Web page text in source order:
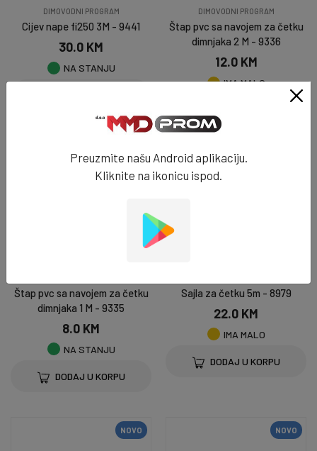
DIMOVODNI PROGRAM
Cijev nape fi250 3M - 9441
30.0 KM
NA STANJU
DIMOVODNI PROGRAM
Štap pvc sa navojem za četku
dimnjaka 2 M - 9336
12.0 KM
IMA MALO
Štap pvc sa navojem za četku
dimnjaka 1 M - 9335
8.0 KM
NA STANJU
DODAJ U KORPU
Sajla za četku 5m - 8979
22.0 KM
IMA MALO
DODAJ U KORPU
NOVO NOVO
Preuzmite našu Android aplikaciju.
Kliknite na ikonicu ispod.